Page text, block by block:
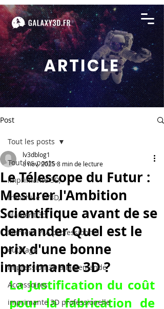
ARTICLE
Post
Tout les posts
imprimante 3D,
franchise LV3D,
filament 3d,
filament PLA professionnel
outillage
impression 3D à la demande
Accessoires
imprimante 3D professionelle
Tout les posts
Le Télescope du Futur :
Mesurer l'Ambition
Scientifique avant de se
demander Quel est le
prix d'une bonne
imprimante 3D ?
lv3dblog1
8 nov. 20258 min de lecture
La Justification du coût
pour la fabrication de